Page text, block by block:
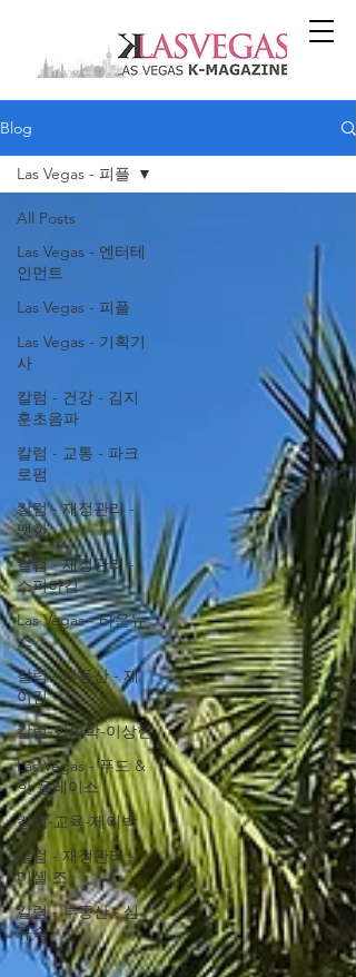
Blog
All Posts
Las Vegas - 엔터테
인먼트
Las Vegas - 피플
Las Vegas - 기획기
사
칼럼 - 건강 - 김지
훈초음파
칼럼 - 교통 - 파크
로펌
칼럼 - 재정관리 -
맷한
칼럼 - 재정관리 -
소피아김
Las Vegas - 타운뉴
스
칼럼 - 부동산 - 제
이김
칼럼-한의학-이상현
Las Vegas - 푸드 &
핫 플레이스
칼럼-교육-제이박
칼럼 - 재정관리 -
미셸 조
칼럼 - 부동산 - 심
규숙
Las Vegas - 피플